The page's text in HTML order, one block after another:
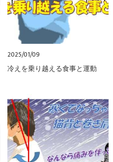
2025/01/09
冷えを乗り越える食事と運動